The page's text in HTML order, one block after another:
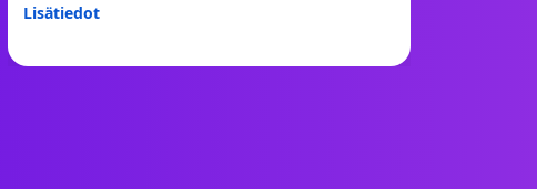
Lisätiedot